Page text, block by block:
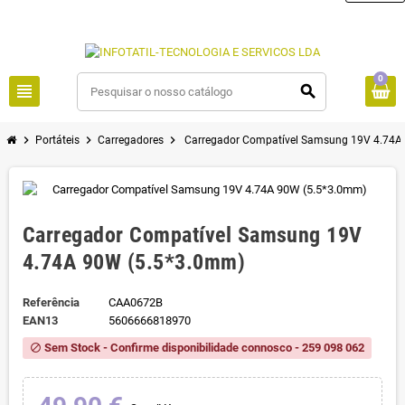
view_headline search
0
chevron_right Portáteis chevron_right Carregadores chevron_right Carregador Compatível Samsung 19V
Carregador Compatível Samsung 19V
4.74A 90W (5.5*3.0mm)
Referência
CAA0672B
EAN13
5606666818970
block Sem Stock - Confirme disponibilidade connosco - 259 098 062